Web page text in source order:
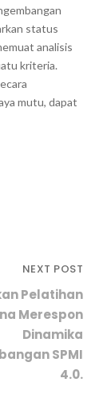
status
analisis
kriteria.
mutu, dapat
NEXT POST
Pelatihan
Merespon
Dinamika
SPMI
4.0.